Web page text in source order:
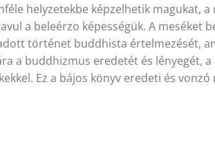
helyzetekbe képzelhetik magukat, a
a beleérzo képességük. A meséket
történet buddhista értelmezését,
a buddhizmus eredetét és lényegét,
Ez a bájos könyv eredeti és